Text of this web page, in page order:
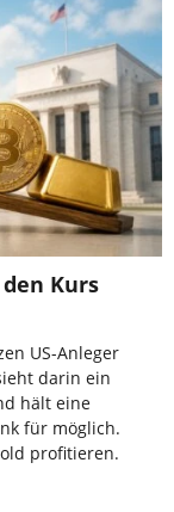
Kurs
US-Anleger
darin ein
hält eine
für möglich.
profitieren.